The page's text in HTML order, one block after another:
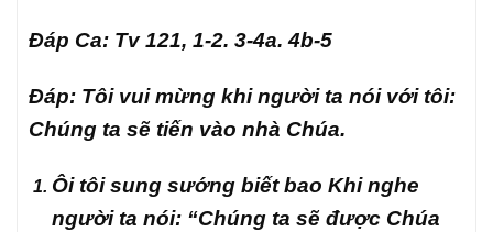
Đáp Ca: Tv 121, 1-2. 3-4a. 4b-5
Đáp: Tôi vui mừng khi người ta nói với tôi:
Chúng ta sẽ tiến vào nhà Chúa.
Ôi tôi sung sướng biết bao Khi nghe
người ta nói: “Chúng ta sẽ được Chúa